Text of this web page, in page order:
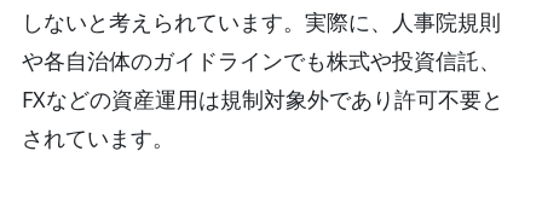
しないと考えられています。実際に、人事院規則
や各自治体のガイドラインでも株式や投資信託、
FXなどの資産運用は規制対象外であり許可不要と
されています。